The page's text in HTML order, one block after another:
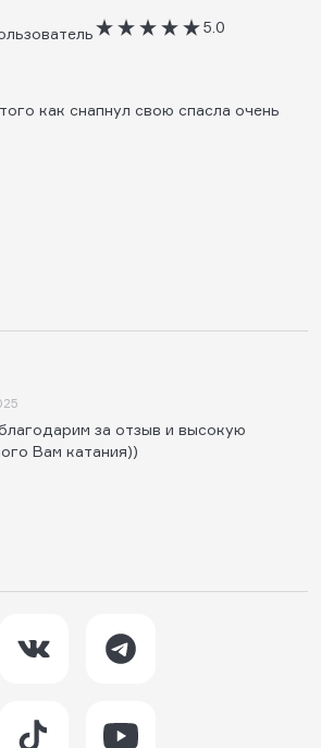
5.0
как снапнул свою спасла очень
за отзыв и высокую
Вам катания))